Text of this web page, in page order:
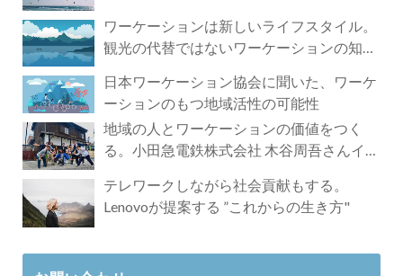
ワーケーションは新しいライフスタイル。
観光の代替ではないワーケーションの知ら
日本ワーケーション協会に聞いた、ワーケ
ーションのもつ地域活性の可能性
地域の人とワーケーションの価値をつく
る。小田急電鉄株式会社 木谷周吾さんイン
テレワークしながら社会貢献もする。
Lenovoが提案する ”これからの生き方"